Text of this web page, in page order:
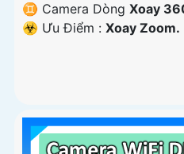
♊ Camera Dòng Xoay
️☣️ Ưu Điểm : Xoay Zoom.